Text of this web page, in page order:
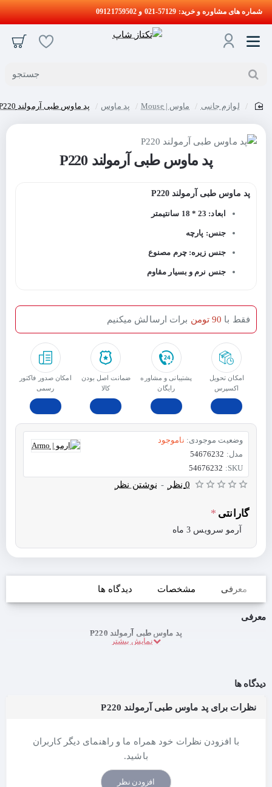
شماره های مشاوره و خرید: 57129-021 و 09121759502
جستجو
لوازم جانبی ماوس | Mouse پد ماوس پد ماوس طبی آرمولند P220
پد ماوس طبی آرمولند P220
پد ماوس طبی آرمولند P220
ابعاد: 23 * 18 سانتیمتر
جنس: پارچه
جنس زیره: چرم مصنوع
جنس نرم و بسیار مقاوم
امکان تحویل
اکسپرس
پشتیبانی و مشاوره
رایگان
ﺿﻤﺎﻧﺖ اﺻﻞ ﺑﻮدن
ﮐﺎﻟﺎ
امکان صدور فاکتور
رسمی
فقط با 90 تومن برات ارسالش میکنیم
وضعیت موجودی: ناموجود
مدل: 54676232
SKU:
54676232
0 نظر - نوشتن نظر
گارانتی
آرمو سرویس 3 ماه
معرفی مشخصات دیدگاه ها
معرفی
پد ماوس طبی آرمولند P220
دیدگاه ها
نظرات برای پد ماوس طبی آرمولند P220
با افزودن نظرات خود همراه ما و راهنمای دیگر کاربران
باشید.
افزودن نظر